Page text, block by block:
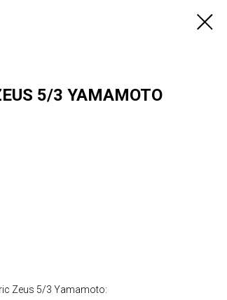
5/3 YAMAMOTO
Zeus 5/3 Yamamoto: